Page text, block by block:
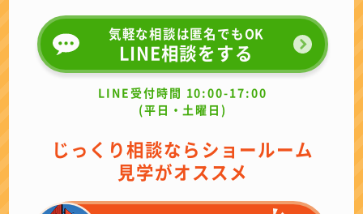
気軽な相談は匿名でもOK
LINE相談をする
LINE受付時間 10:00-17:00
(平日・土曜日)
じっくり相談ならショールーム
見学がオススメ